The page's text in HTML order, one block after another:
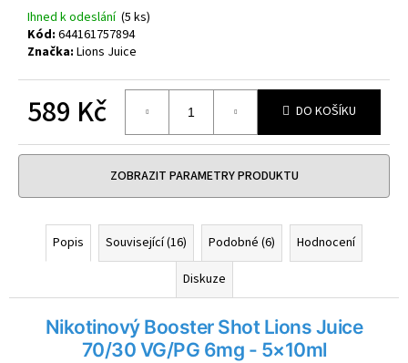
Ihned k odeslání (5 ks)
Kód: 644161757894
Značka: Lions Juice
589 Kč
cena:
DO KOŠÍKU
ZOBRAZIT PARAMETRY PRODUKTU
Popis Související (16) Podobné (6)
Hodnocení
Diskuze
Nikotinový Booster Shot Lions Juice
70/30 VG/PG 6mg - 5×10ml
u
m
CALIBURN
CARTRIDGE